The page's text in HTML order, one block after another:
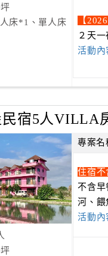
床*1、單人床
【
２天
活動內
宿5人VILLA
專案名
住宿不
不含早
河、餵
活動內